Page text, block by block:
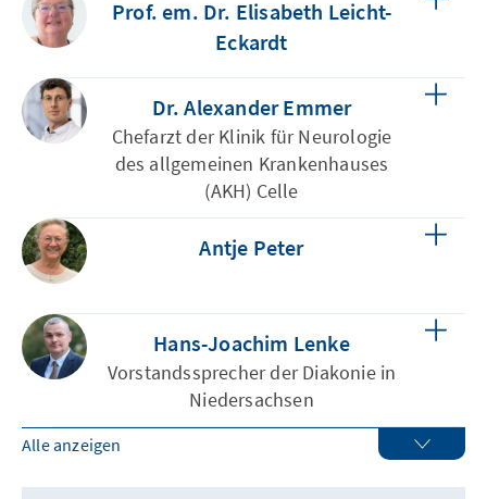
Prof. em. Dr. Elisabeth Leicht-
Eckardt
Dr. Alexander Emmer
Chefarzt der Klinik für Neurologie
des allgemeinen Krankenhauses
(AKH) Celle
Antje Peter
Hans-Joachim Lenke
Vorstandssprecher der Diakonie in
Niedersachsen
Alle anzeigen